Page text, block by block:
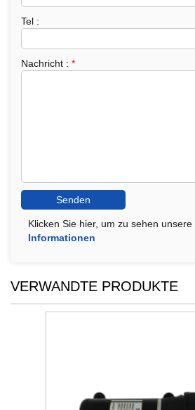
Tel :
Nachricht : *
Klicken Sie hier, um zu sehen unsere
Informationen
VERWANDTE PRODUKTE